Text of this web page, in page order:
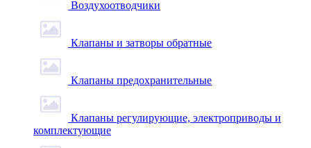
Воздухоотводчики
Клапаны и затворы обратные
Клапаны предохранительные
Клапаны регулирующие, электроприводы и
комплектующие